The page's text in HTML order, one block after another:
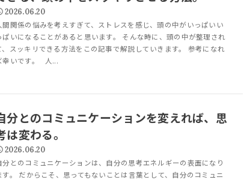
2026.06.20
間関係の悩みを考えすぎて、ストレスを感じ、頭の中がいっぱいい
ぱいになることがあると思います。 そんな時に、頭の中が整理され
、スッキリできる方法をこの記事で解説していきます。 参考になれ
幸いです。 人...
分とのコミュニケーションを変えれば、思
は変わる。
2026.06.20
分とのコミュニケーションは、自分の思考エネルギーの表面になり
す。 だからこそ、思ってもないことは言葉として、自分のコミュニ